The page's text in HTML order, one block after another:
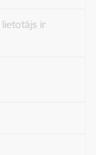
ir